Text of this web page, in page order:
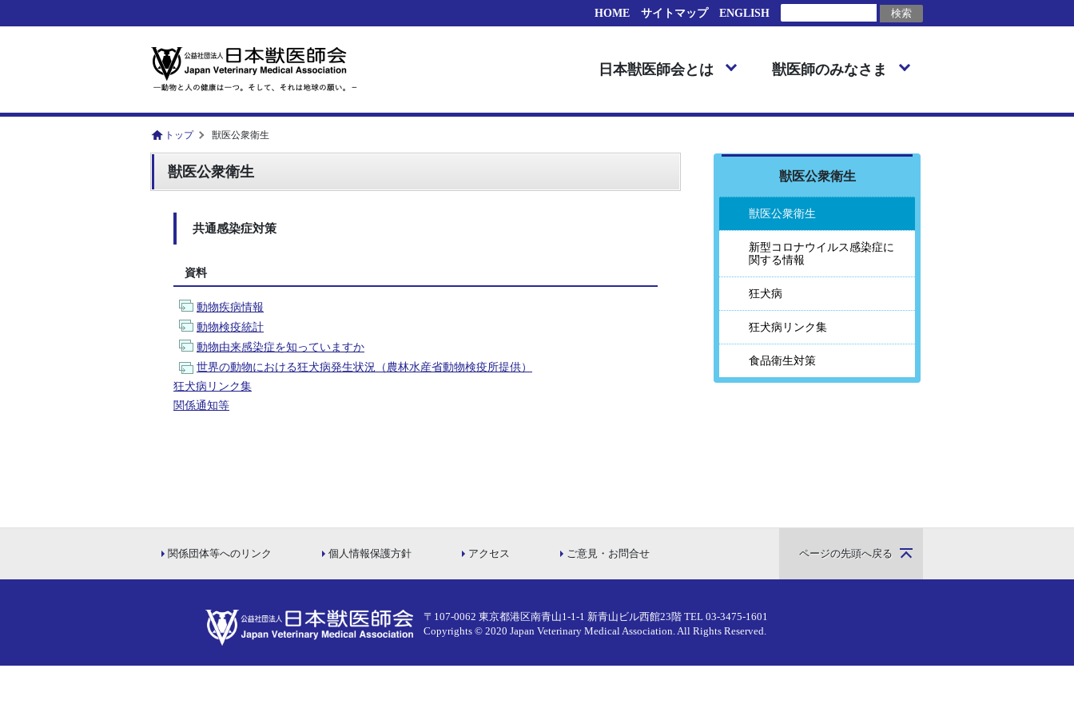
HOME サイトマップ ENGLISH
日本獣医師会とは 獣医師のみなさま
トップ 獣医公衆衛生
獣医公衆衛生
共通感染症対策
資料
動物疾病情報
動物検疫統計
動物由来感染症を知っていますか
世界の動物における狂犬病発生状況（農林水産省動物検疫所提供）
狂犬病リンク集
関係通知等
獣医公衆衛生
獣医公衆衛生
新型コロナウイルス感染症に
関する情報
狂犬病
狂犬病リンク集
食品衛生対策
関係団体等へのリンク 個人情報保護方針 アクセス ご意見・お問合せ ページの先頭へ戻る
〒107-0062 東京都港区南青山1-1-1 新青山ビル西館23階 TEL 03-3475-1601
Copyrights © 2020 Japan Veterinary Medical Association.All Rights Reserved.